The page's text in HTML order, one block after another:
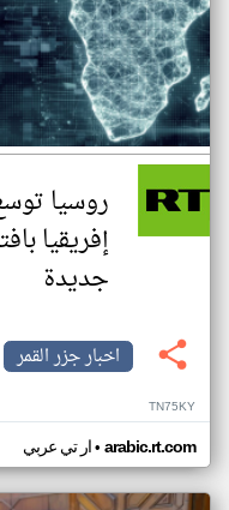
روسيا
جديدة
اخبار جزر القمر
TN75KY
ار تي عربي• arabic.rt.com